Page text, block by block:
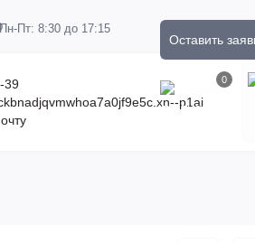
Пн-Пт: 8:30 до 17:15
Оставить
39
p1ai
0